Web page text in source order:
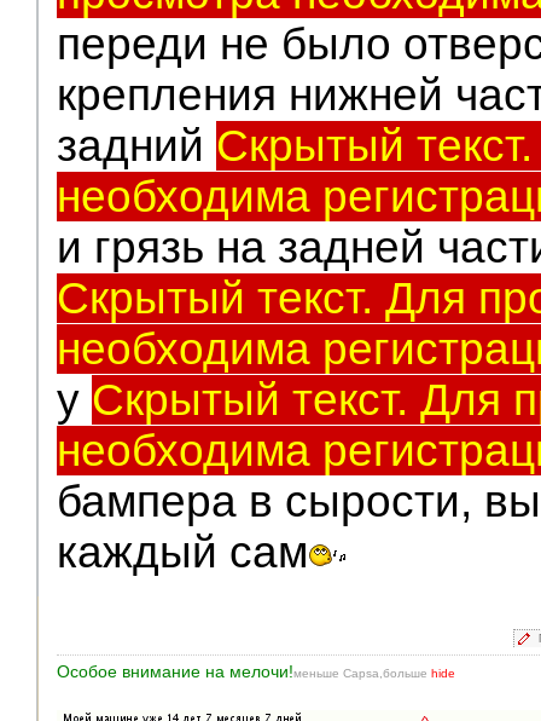
переди не было
крепления нижней
задний Скрытый
необходима
и грязь на задней
Скрытый текст. Для
необходима
у Скрытый текст. Для
необходима
бампера в сырости,
каждый сам
Особое внимание на мелочи!меньше Capsa,больше hide